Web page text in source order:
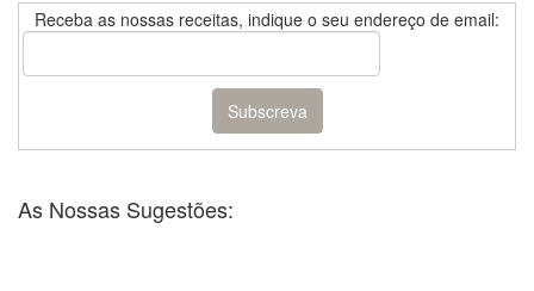
Receba as nossas receitas, indique o seu endereço de email:
As Nossas Sugestões: